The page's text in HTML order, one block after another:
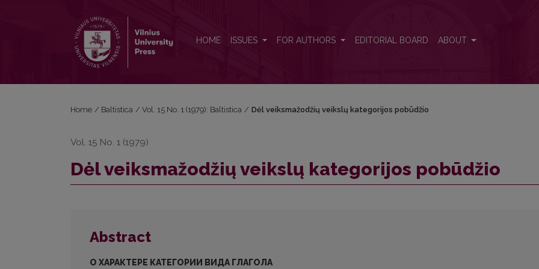
HOME ISSUES FOR AUTHORS EDITORIAL BOARD ABOUT
Home / Baltistica / Vol. 15 No. 1 (1979): Baltistica / Dėl veiksmažodžių veikslų kategorijos pobūdžio
Vol. 15 No. 1 (1979)
Dėl veiksmažodžių veikslų kategorijos pobūdžio
Abstract
О ХАРАКТЕРЕ КАТЕГОРИИ ВИДА ГЛАГОЛА